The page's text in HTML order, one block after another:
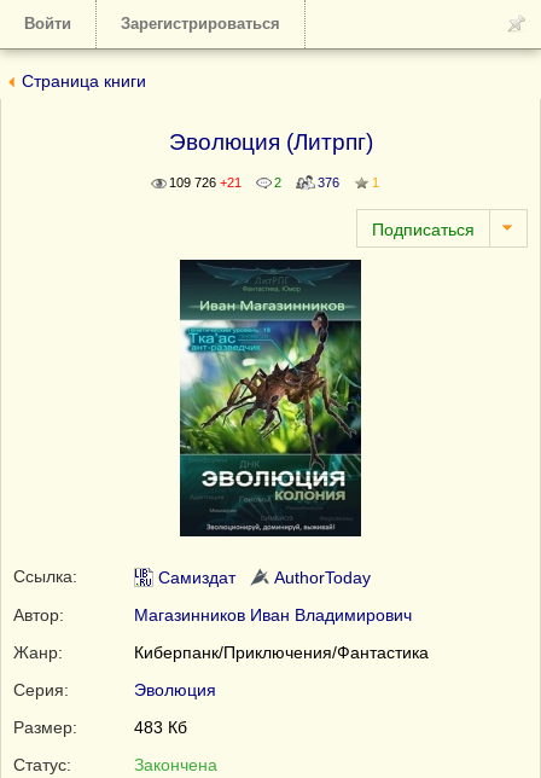
Войти Зарегистрироваться
Страница книги
Эволюция (Литрпг)
109 726 +21 2 376 1
Ссылка: Самиздат
AuthorToday
Автор:
Магазинников Иван Владимирович
Жанр:
Киберпанк/Приключения/Фантастика
Серия:
Эволюция
Размер:
483 Кб
Статус:
Закончена